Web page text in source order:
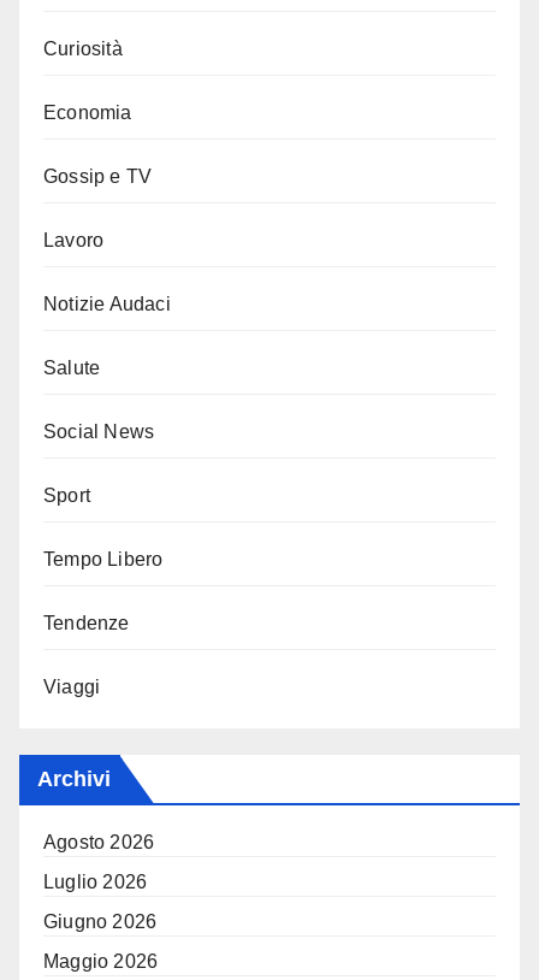
Curiosità
Economia
Gossip e TV
Lavoro
Notizie Audaci
Salute
Social News
Sport
Tempo Libero
Tendenze
Viaggi
Archivi
Agosto 2026
Luglio 2026
Giugno 2026
Maggio 2026